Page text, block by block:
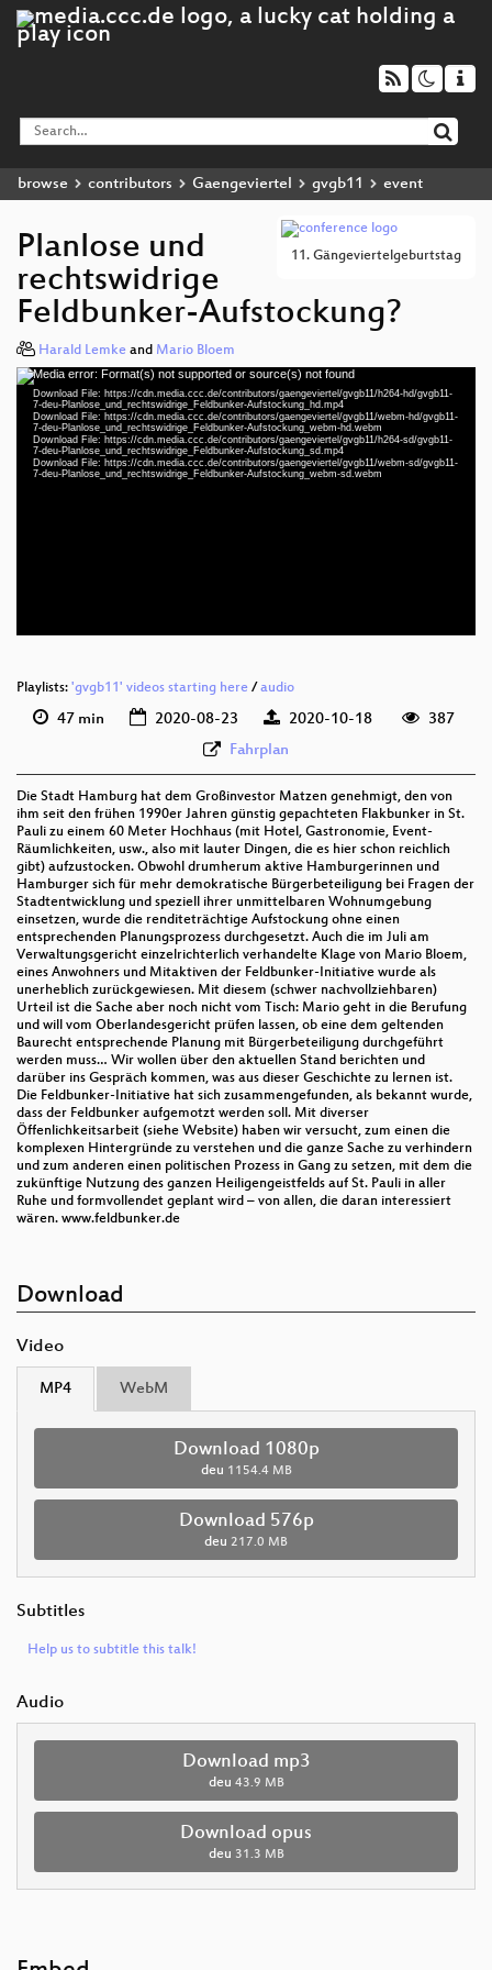
browse contributors Gaengeviertel gvgb11 event
11. Gängeviertelgeburtstag
Planlose und
rechtswidrige
Feldbunker-Aufstockung?
Harald Lemke and Mario Bloem
Video
Player
Media error: Format(s) not supported or source(s) not found
Download File: https://cdn.media.ccc.de/contributors/gaengeviertel/gvgb11/h264-hd/gvgb11-
7-deu-Planlose_und_rechtswidrige_Feldbunker-Aufstockung_hd.mp4
Download File: https://cdn.media.ccc.de/contributors/gaengeviertel/gvgb11/webm-hd/gvgb11-
7-deu-Planlose_und_rechtswidrige_Feldbunker-Aufstockung_webm-hd.webm
Download File: https://cdn.media.ccc.de/contributors/gaengeviertel/gvgb11/h264-sd/gvgb11-
7-deu-Planlose_und_rechtswidrige_Feldbunker-Aufstockung_sd.mp4
Download File: https://cdn.media.ccc.de/contributors/gaengeviertel/gvgb11/webm-sd/gvgb11-
7-deu-Planlose_und_rechtswidrige_Feldbunker-Aufstockung_webm-sd.webm
deu 1080p (mp4)
Playlists: 'gvgb11' videos starting here / audio
47 min 2020-08-23 2020-10-18
387
Fahrplan
Die Stadt Hamburg hat dem Großinvestor Matzen genehmigt, den von
ihm seit den frühen 1990er Jahren günstig gepachteten Flakbunker in St.
Pauli zu einem 60 Meter Hochhaus (mit Hotel, Gastronomie, Event-
Räumlichkeiten, usw., also mit lauter Dingen, die es hier schon reichlich
gibt) aufzustocken. Obwohl drumherum aktive Hamburgerinnen und
Hamburger sich für mehr demokratische Bürgerbeteiligung bei Fragen der
Stadtentwicklung und speziell ihrer unmittelbaren Wohnumgebung
einsetzen, wurde die renditeträchtige Aufstockung ohne einen
entsprechenden Planungsprozess durchgesetzt. Auch die im Juli am
Verwaltungsgericht einzelrichterlich verhandelte Klage von Mario Bloem,
eines Anwohners und Mitaktiven der Feldbunker-Initiative wurde als
unerheblich zurückgewiesen. Mit diesem (schwer nachvollziehbaren)
Urteil ist die Sache aber noch nicht vom Tisch: Mario geht in die Berufung
und will vom Oberlandesgericht prüfen lassen, ob eine dem geltenden
Baurecht entsprechende Planung mit Bürgerbeteiligung durchgeführt
werden muss… Wir wollen über den aktuellen Stand berichten und
darüber ins Gespräch kommen, was aus dieser Geschichte zu lernen ist.
Die Feldbunker-Initiative hat sich zusammengefunden, als bekannt wurde,
dass der Feldbunker aufgemotzt werden soll. Mit diverser
Öffenlichkeitsarbeit (siehe Website) haben wir versucht, zum einen die
komplexen Hintergründe zu verstehen und die ganze Sache zu verhindern
und zum anderen einen politischen Prozess in Gang zu setzen, mit dem die
zukünftige Nutzung des ganzen Heiligengeistfelds auf St. Pauli in aller
Ruhe und formvollendet geplant wird – von allen, die daran interessiert
wären. www.feldbunker.de
Download
Video
MP4 WebM
Download 1080p
deu 1154.4 MB
Download 576p
deu 217.0 MB
Subtitles
Help us to subtitle this talk!
Audio
Download mp3
deu 43.9 MB
Download opus
deu 31.3 MB